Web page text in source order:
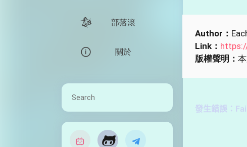
部落滾
關於

Author：
Link：
版權聲明：